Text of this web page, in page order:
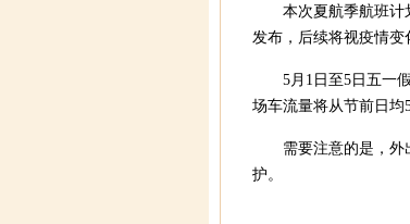
本次夏航季航班计
发布，后续将视疫情变
5月1日至5日五一
场车流量将从节前日均
需要注意的是，
护。